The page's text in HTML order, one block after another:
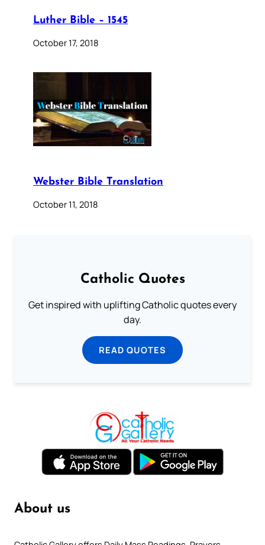
Luther Bible – 1545
October 17, 2018
Webster Bible Translation
October 11, 2018
Catholic Quotes
Get inspired with uplifting Catholic quotes every
day.
READ QUOTES
About us